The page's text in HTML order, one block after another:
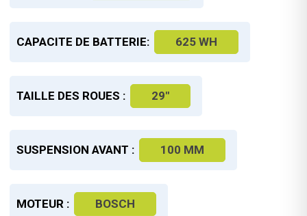
CAPACITE DE BATTERIE: 625 WH
TAILLE DES ROUES : 29"
SUSPENSION AVANT : 100 MM
MOTEUR : BOSCH